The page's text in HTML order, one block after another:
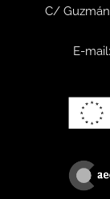
C/
E-mail: